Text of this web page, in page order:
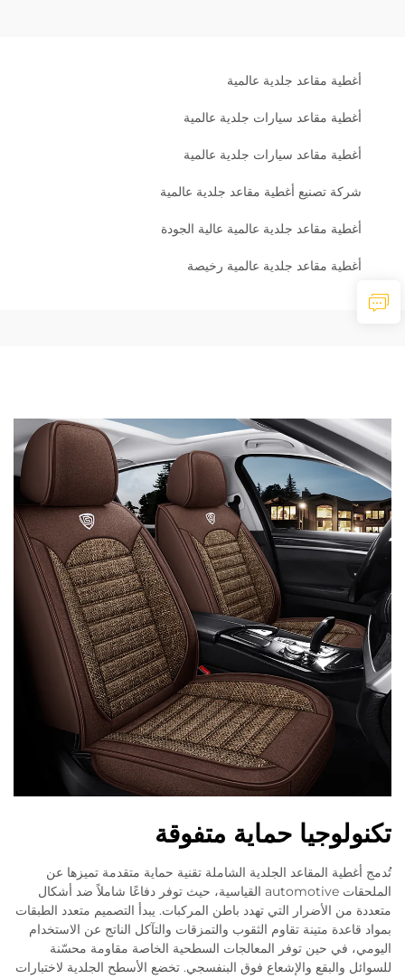
أغطية مقاعد جلدية عالمية
أغطية مقاعد سيارات جلدية عالمية
أغطية مقاعد سيارات جلدية عالمية
شركة تصنيع أغطية مقاعد جلدية عالمية
أغطية مقاعد جلدية عالمية عالية الجودة
أغطية مقاعد جلدية عالمية رخيصة
تكنولوجيا حماية متفوقة
تُدمج أغطية المقاعد الجلدية الشاملة تقنية حماية متقدمة تميزها عن
الملحقات automotive القياسية، حيث توفر دفاعًا شاملاً ضد أشكال
متعددة من الأضرار التي تهدد باطن المركبات. يبدأ التصميم متعدد الطبقات
بمواد قاعدة متينة تقاوم الثقوب والتمزقات والتآكل الناتج عن الاستخدام
اليومي، في حين توفر المعالجات السطحية الخاصة مقاومة محسّنة
للسوائل والبقع والإشعاع فوق البنفسجي. تخضع الأسطح الجلدية لاختبارات